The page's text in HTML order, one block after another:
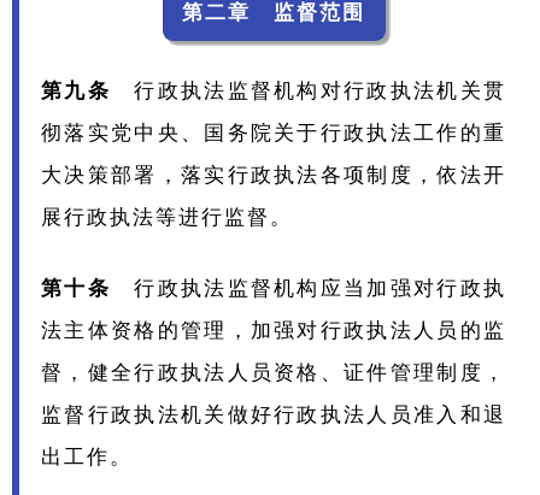
第二章 监督范围
第九条
行政执法监督机构对行政执法机关贯
彻落实党中央、国务院关于行政执法工作的重
大决策部署，落实行政执法各项制度，依法开
展行政执法等进行监督。
第十条
行政执法监督机构应当加强对行政执
法主体资格的管理，加强对行政执法人员的监
督，健全行政执法人员资格、证件管理制度，
监督行政执法机关做好行政执法人员准入和退
出工作。